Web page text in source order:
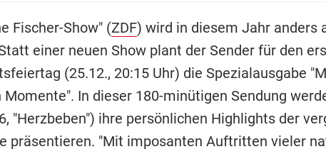
Fischer-Show" (ZDF) wird in diesem Jahr anders
einer neuen Show plant der Sender für den
(25.12., 20:15 Uhr) die Spezialausgabe
Momente". In dieser 180-minütigen Sendung
"Herzbeben") ihre persönlichen Highlights der
präsentieren. "Mit imposanten Auftritten vieler